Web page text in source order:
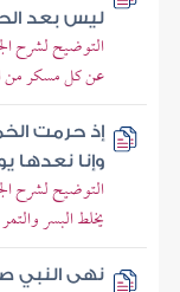
ليس بعد
التوضيح لشرح
عن كل مسكر من
إذ حرمت
وإنا نعدها
التوضيح لشرح
يخلط البسر
نهى النبي